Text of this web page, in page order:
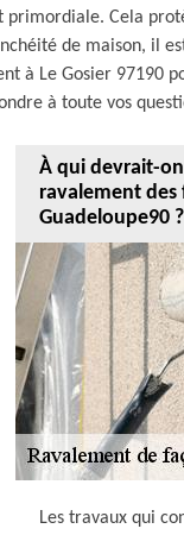
primordiale. Cela
de maison, il
à Le Gosier 97190
à toute vos
À qui devrait-
ravalement des
Guadeloupe90 ?
Les travaux qui